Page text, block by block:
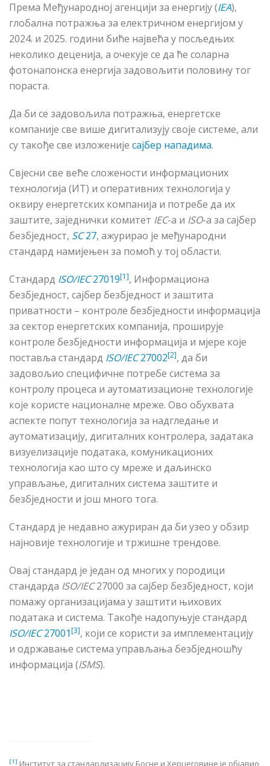
Према Међународној агенцији за енергију (IEA),
глобална потражња за електричном енергијом у
2024. и 2025. години биће највећа у посљедњих
неколико деценија, а очекује се да ће соларна
фотонапонска енергија задовољити половину тог
пораста.
Да би се задовољила потражња, енергетске
компаније све више дигитализују своје системе, али
су такође све изложеније сајбер нападима.
Свјесни све веће сложености информационих
технологија (ИТ) и оперативних технологија у
оквиру енергетских компанија и потребе да их
заштите, заједнички комитет IEC-а и ISO-а за сајбер
безбједност, SC 27, ажурирао je међународни
стандард намијењен за помоћ у тој области.
Стандард ISO/IEC 27019[1], Информациона
безбједност, сајбер безбједност и заштита
приватности – контроле безбједности информација
за сектор енергетских компанија, проширује
контроле безбједности информација и мјере које
поставља стандард ISO/IEC 27002[2], да би
задовољио специфичне потребе система за
контролу процеса и аутоматизационе технологије
које користе националне мреже. Ово обухвата
аспекте попут технологија за надгледање и
аутоматизацију, дигиталних контролера, задатака
визуелизације података, комуникационих
технологија као што су мреже и даљинско
управљање, дигиталних система заштите и
безбједности и још много тога.
Стандард је недавно ажуриран да би узео у обзир
најновије технологије и тржишне трендове.
Овај стандард је један од многих у породици
стандарда ISO/IEC 27000 за сајбер безбједност, који
помажу организацијама у заштити њихових
података и система. Такође надопуњује стандард
ISO/IEC 27001[3], који се користи за имплементацију
и одржавање система управљања безбједношћу
информација (ISMS).
[1] Институт за стандардизацију Босне и Херцеговине је објавио